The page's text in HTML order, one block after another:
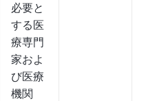
必要と
する医
療専門
家およ
び医療
機関